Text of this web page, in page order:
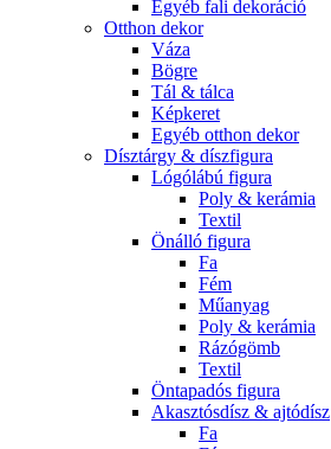
Egyéb fali dekoráció
Otthon dekor
Váza
Bögre
Tál & tálca
Képkeret
Egyéb otthon dekor
Dísztárgy & díszfigura
Lógólábú figura
Poly & kerámia
Textil
Önálló figura
Fa
Fém
Műanyag
Poly & kerámia
Rázógömb
Textil
Öntapadós figura
Akasztósdísz & ajtódísz
Fa